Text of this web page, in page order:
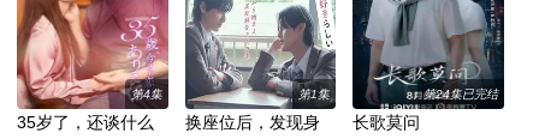
郑永琡
大,根岸季衣,大岛美幸,
义达祐未,たくや,原田
泰造,北村一辉,佐野晶
哉,藤原季节,林裕太,坂
东弥十郎,内田慈,小倉
第4集
35岁了，还谈什么
第1集
换座位后，发现身
第24集已完结
长歌莫问